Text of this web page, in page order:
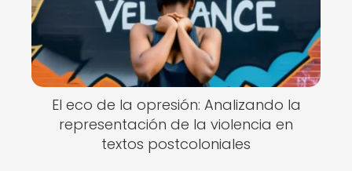
El eco de la opresión: Analizando la
representación de la violencia en
textos postcoloniales